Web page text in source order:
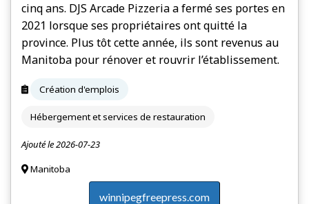
cinq ans. DJS Arcade Pizzeria a fermé ses portes en
2021 lorsque ses propriétaires ont quitté la
province. Plus tôt cette année, ils sont revenus au
Manitoba pour rénover et rouvrir l’établissement.
Création d'emplois
Hébergement et services de restauration
Ajouté le 2026-07-23
Manitoba
winnipegfreepress.com